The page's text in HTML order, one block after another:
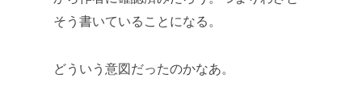
そう書いていることになる。
どういう意図だったのかなあ。